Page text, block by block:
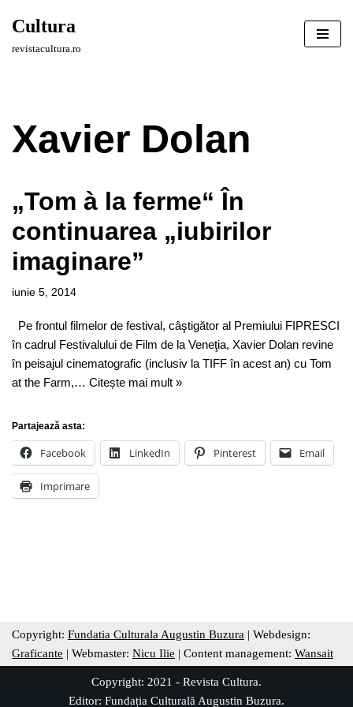
Sari
Cultura
revistacultura.ro
Xavier Dolan
„Tom à la ferme“ În
continuarea „iubirilor
imaginare”
iunie 5, 2014
Pe frontul filmelor de festival, câştigător al Premiului FIPRESCI
în cadrul Festivalului de Film de la Veneţia, Xavier Dolan revine
în peisajul cinematografic (inclusiv la TIFF în acest an) cu Tom
at the Farm,… Citește mai mult »
Partajează asta:
Facebook LinkedIn Pinterest Email
Imprimare
Copyright: Fundatia Culturala Augustin Buzura | Webdesign:
Graficante | Webmaster: Nicu Ilie | Content management: Wansait
Copyright: 2021 - Revista Cultura.
Editor: Fundația Culturală Augustin Buzura.